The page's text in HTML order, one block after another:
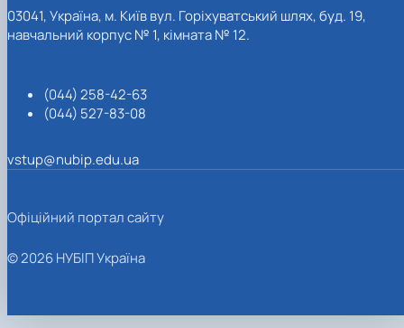
03041, Україна, м. Київ вул. Горіхуватський шлях, буд. 19,
навчальний корпус № 1, кімната № 12.
(044) 258-42-63
(044) 527-83-08
vstup@nubip.edu.ua
Офіційний портал сайту
© 2026 НУБІП Україна